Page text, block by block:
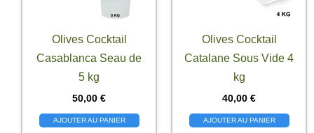
Olives Cocktail
Casablanca Seau de
5 kg
50,00 €
AJOUTER AU PANIER
Olives Cocktail
Catalane Sous Vide 4
kg
40,00 €
AJOUTER AU PANIER